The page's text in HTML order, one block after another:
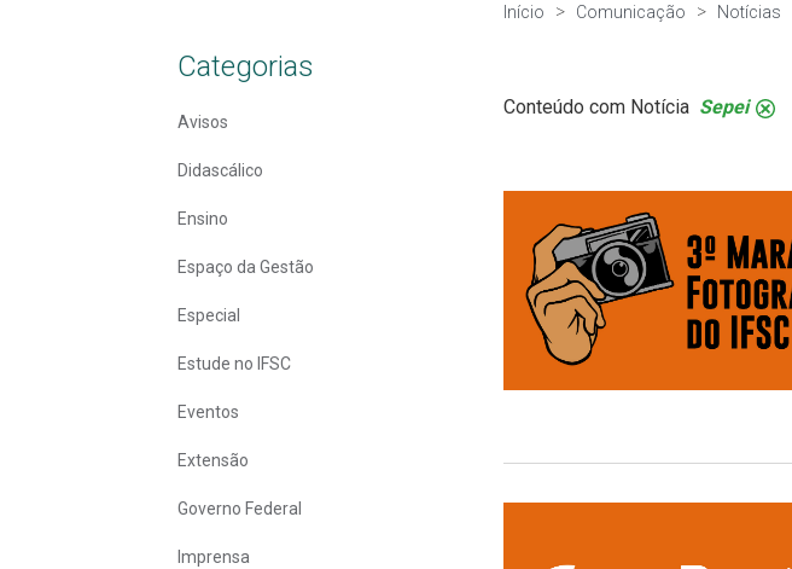
Categorias
Avisos
Didascálico
Ensino
Espaço da Gestão
Especial
Estude no IFSC
Eventos
Extensão
Governo Federal
Imprensa
Início Comunicação Notícias
Conteúdo com Notícia Sepei .